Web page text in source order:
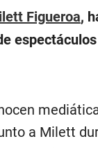
Figueroa,
a Milett